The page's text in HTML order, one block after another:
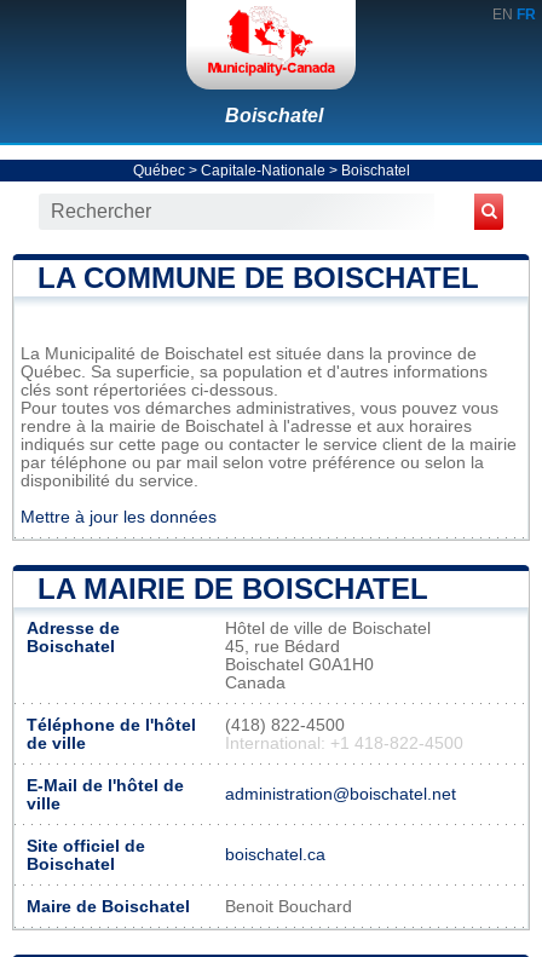
EN FR
Boischatel
Québec> Capitale-Nationale > Boischatel
LA COMMUNE DE BOISCHATEL
La Municipalité de Boischatel est située dans la province de
Québec. Sa superficie, sa population et d'autres informations
clés sont répertoriées ci-dessous.
Pour toutes vos démarches administratives, vous pouvez vous
rendre à la mairie de Boischatel à l'adresse et aux horaires
indiqués sur cette page ou contacter le service client de la mairie
par téléphone ou par mail selon votre préférence ou selon la
disponibilité du service.
Mettre à jour les données
LA MAIRIE DE BOISCHATEL
Adresse de
Boischatel
Hôtel de ville de Boischatel
45, rue Bédard
Boischatel G0A1H0
Canada
Téléphone de l'hôtel
de ville
(418) 822-4500
International: +1 418-822-4500
E-Mail de l'hôtel de
ville
administration@boischatel.net
Site officiel de
Boischatel
boischatel.ca
Maire de Boischatel Benoit Bouchard